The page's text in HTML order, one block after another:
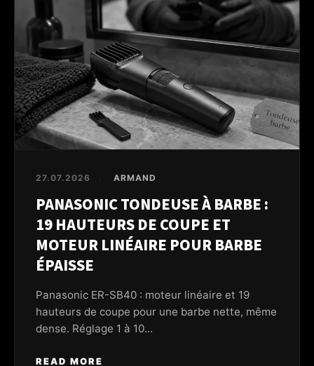
27.07.2026 ARMAND
PANASONIC TONDEUSE À BARBE :
19 HAUTEURS DE COUPE ET
MOTEUR LINÉAIRE POUR BARBE
ÉPAISSE
Panasonic ER-SB40 : moteur linéaire et 19
hauteurs de coupe pour une barbe nette, même
dense. Réglage 1 à 10...
READ MORE